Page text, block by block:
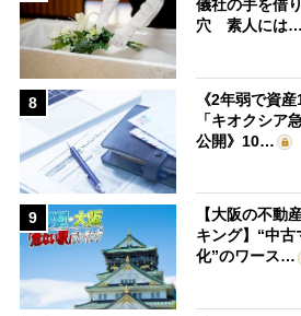
儀社の手を借
穴 素人には…
8
《2年弱で資
「キオクシア
公開》10…
9
【大阪の不動
キング】“中
化”のワース…